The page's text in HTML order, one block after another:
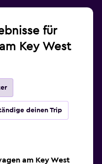
für
Key West
deinen Trip
am Key West